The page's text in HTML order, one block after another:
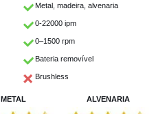
Metal, madeira, alvenaria
0-22000 ipm
0–1500 rpm
Bateria removível
Brushless
METAL ALVENARIA